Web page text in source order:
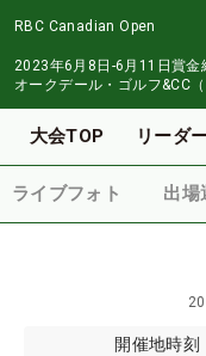
RBC Canadian Open
2023年6月8日-6月11日賞金
オークデール・ゴルフ&CC（
大会TOP リーダ
ライブフォト 出場
開催地時刻